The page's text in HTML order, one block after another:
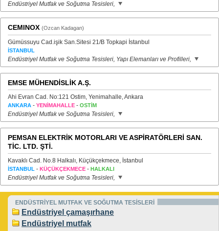
Endüstriyel Mutfak ve Soğutma Tesisleri,
CEMINOX (Ozcan Kadagan)
Gümüssuyu Cad.işik San.Sitesi 21/B Topkapi İstanbul
İSTANBUL
Endüstriyel Mutfak ve Soğutma Tesisleri, Yapı Elemanları ve Profilleri,
EMSE MÜHENDİSLİK A.Ş.
Ahi Evran Cad. No:121 Ostim, Yenimahalle, Ankara
ANKARA - YENİMAHALLE - OSTİM
Endüstriyel Mutfak ve Soğutma Tesisleri,
PEMSAN ELEKTRİK MOTORLARI VE ASPİRATÖRLERİ SAN.
TİC. LTD. ŞTİ.
Kavaklı Cad. No.8 Halkalı, Küçükçekmece, İstanbul
İSTANBUL - KÜÇÜKÇEKMECE - HALKALI
Endüstriyel Mutfak ve Soğutma Tesisleri,
ENDÜSTRİYEL MUTFAK VE SOĞUTMA TESİSLERİ
Endüstriyel çamaşırhane
Endüstriyel mutfak